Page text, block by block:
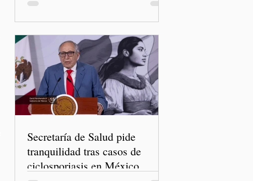
Secretaría de Salud pide
tranquilidad tras casos de
ciclosporiasis en México